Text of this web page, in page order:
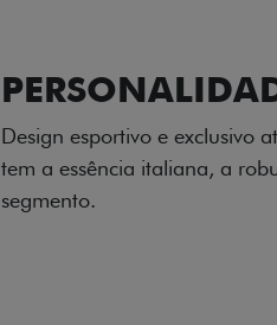
ACABAMENTO
A flag italiana e o novo logo
carro, que possui